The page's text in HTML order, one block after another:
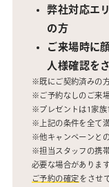
弊社対応エ
の方
ご来場時に
人様確認を
※既にご契約済みの
※ご予約なしのご来
※プレゼントは1家族
※上記の条件を全て
※他キャンペーンと
※担当スタッフの携
必要な場合があります
ご予約の確定をさせ